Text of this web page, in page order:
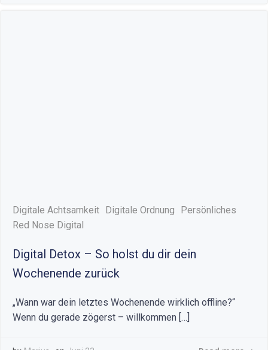
Digitale Achtsamkeit Digitale Ordnung
Persönliches
Red Nose Digital
Digital Detox – So holst du dir dein
Wochenende zurück
„Wann war dein letztes Wochenende wirklich offline?“
Wenn du gerade zögerst – willkommen […]